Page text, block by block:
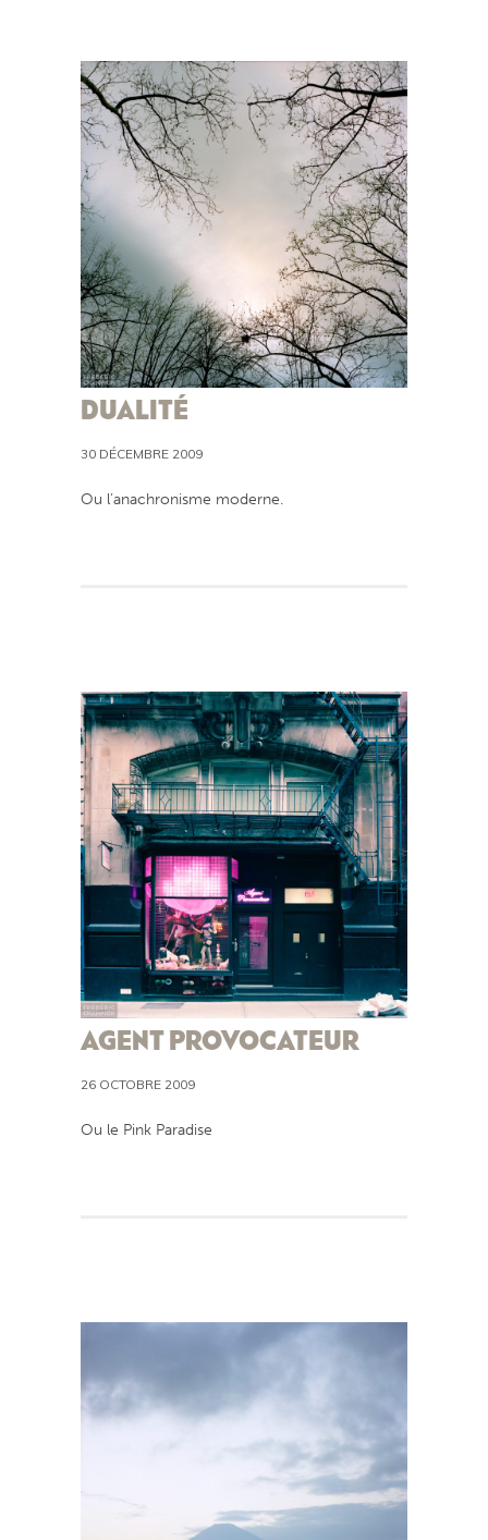
DUALITÉ
30 DÉCEMBRE 2009
Ou l’anachronisme moderne.
AGENT PROVOCATEUR
26 OCTOBRE 2009
Ou le Pink Paradise